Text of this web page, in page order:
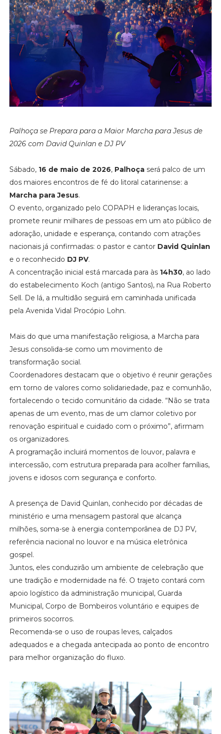
Palhoça se Prepara para a Maior Marcha para Jesus de
2026 com David Quinlan e DJ PV
Sábado, 16 de maio de 2026, Palhoçaserá palco de um
dos maiores encontros de fé do litoral catarinense: a
Marcha para Jesus.
O evento, organizado pelo COPAPH e lideranças locais,
promete reunir milhares de pessoas em um ato público de
adoração, unidade e esperança, contando com atrações
nacionais já confirmadas: o pastor e cantor David Quinlan
e o reconhecido DJ PV.
A concentração inicial está marcada para às 14h30, ao lado
do estabelecimento Koch (antigo Santos), na Rua Roberto
Sell. De lá, a multidão seguirá em caminhada unificada
pela Avenida Vidal Procópio Lohn.
Mais do que uma manifestação religiosa, a Marcha para
Jesus consolida-se como um movimento de
transformação social.
Coordenadores destacam que o objetivo é reunir gerações
em torno de valores como solidariedade, paz e comunhão,
fortalecendo o tecido comunitário da cidade. “Não se trata
apenas de um evento, mas de um clamor coletivo por
renovação espiritual e cuidado com o próximo”, afirmam
os organizadores.
A programação incluirá momentos de louvor, palavra e
intercessão, com estrutura preparada para acolher famílias,
jovens e idosos com segurança e conforto.
A presença de David Quinlan, conhecido por décadas de
ministério e uma mensagem pastoral que alcança
milhões, soma-se à energia contemporânea de DJ PV,
referência nacional no louvor e na música eletrônica
gospel.
Juntos, eles conduzirão um ambiente de celebração que
une tradição e modernidade na fé. O trajeto contará com
apoio logístico da administração municipal, Guarda
Municipal, Corpo de Bombeiros voluntário e equipes de
primeiros socorros.
Recomenda-se o uso de roupas leves, calçados
adequados e a chegada antecipada ao ponto de encontro
para melhor organização do fluxo.